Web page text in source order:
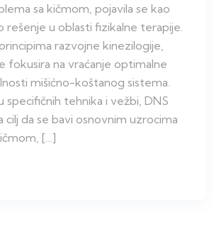
sa kičmom, pojavila se kao
rešenje u oblasti fizikalne terapije.
razvojne kinezilogije,
fokusira na vraćanje optimalne
mišićno-koštanog sistema.
tehnika i vežbi, DNS
cilj da se bavi osnovnim uzrocima
[…]